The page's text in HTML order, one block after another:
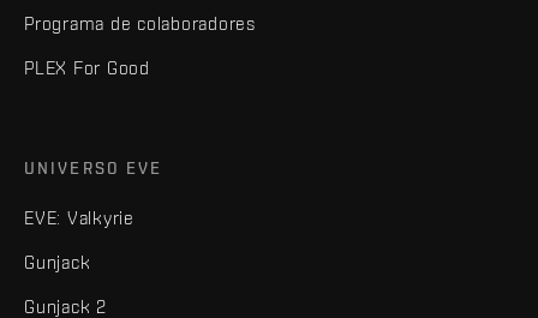
Programa de colaboradores
PLEX For Good
UNIVERSO EVE
EVE: Valkyrie
Gunjack
Gunjack 2